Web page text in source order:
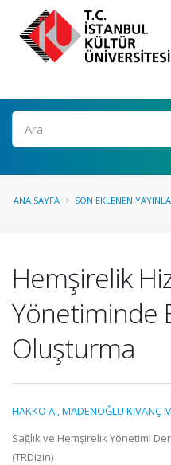
Ara
ANA SAYFA SON EKLENEN
Hemşirelik
Yönetiminde
Oluşturma
HAKKO A.,MADENOĞLU KIVANÇ
Sağlık ve Hemşirelik Yönetimi
(TRDizin)